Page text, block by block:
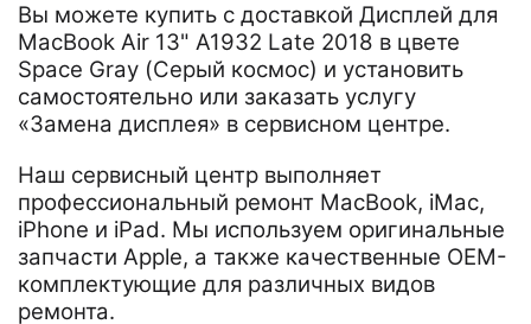
Вы можете купить с доставкой Дисплей для
MacBook Air 13" A1932 Late 2018 в цвете
Space Gray (Серый космос) и установить
самостоятельно или заказать услугу
«Замена дисплея» в сервисном центре.
Наш сервисный центр выполняет
профессиональный ремонт MacBook, iMac,
iPhone и iPad. Мы используем оригинальные
запчасти Apple, а также качественные OEM-
комплектующие для различных видов
ремонта.